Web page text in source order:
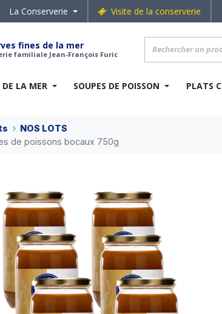
La Conserverie Visite de la conserverie
fines de la mer
familiale Jean-François Furic
DE LA MER SOUPES DE POISSON PLATS
NOS LOTS
de poissons bocaux 750g